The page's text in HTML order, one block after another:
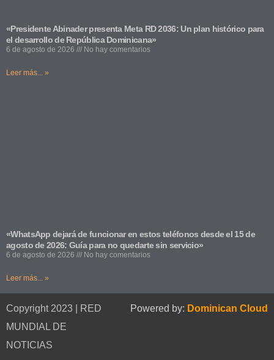
«Presidente Abinader presenta Meta RD 2036: Un plan histórico para
el desarrollo de República Dominicana»
6 de agosto de 2026 No hay comentarios
Leer más... »
«WhatsApp dejará de funcionar en estos teléfonos desde el 15 de
agosto de 2026: Guía para no quedarte sin servicio»
6 de agosto de 2026 No hay comentarios
Leer más... »
Copyright 2023 | RED
MUNDIAL DE
NOTICIAS
Powered by: Dominican Cloud